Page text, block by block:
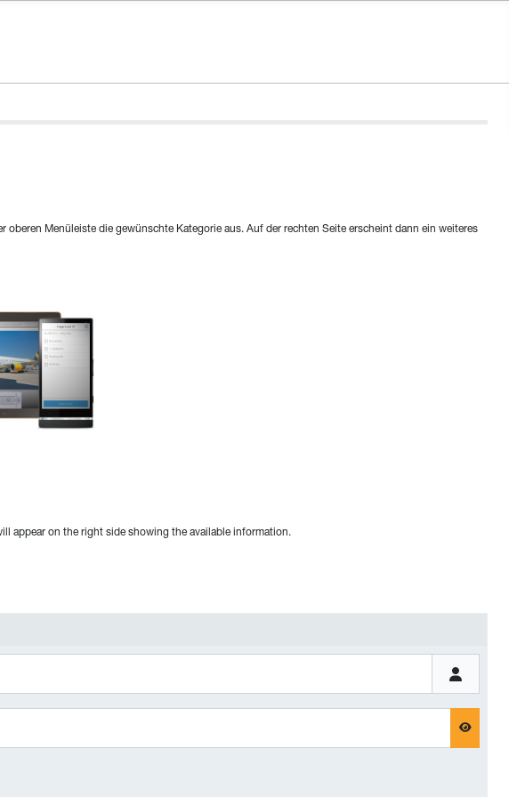
Menüleiste die gewünschte Kategorie aus. Auf der rechten Seite erscheint dann ein weiteres
appear on the right side showing the available information.